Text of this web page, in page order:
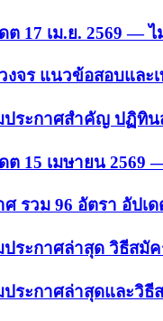
ต 17 เม.ย. 2569 —
งจร แนวข้อสอบและ
ประกาศสำคัญ ปฏิทิ
15 เมษายน 2569
รวม 96 อัตรา อัปเด
ประกาศล่าสุด วิธีสมั
ประกาศล่าสุดและวิ